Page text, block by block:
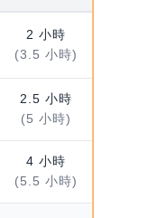
2 小時
(3.5 小時)
2.5 小時
(5 小時)
4 小時
(5.5 小時)